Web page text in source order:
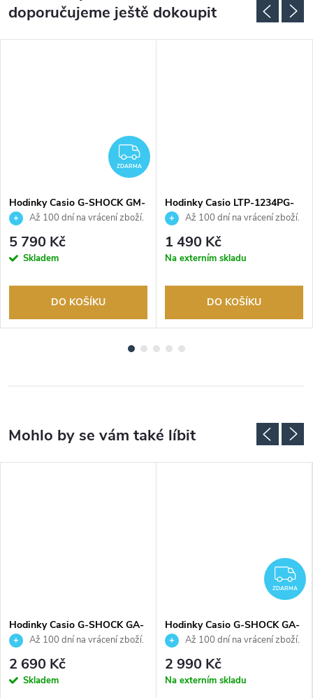
doporučujeme ještě dokoupit
ZDARMA
ZDARMA
Hodinky Casio G-SHOCK GM-
S2100BC-1AER
Až 100 dní na vrácení zboží.
Autorizovaný prodejce.
5 790 Kč
Skladem
DO KOŠÍKU
Hodinky Casio LTP-1234PG-
7AEGAž 100 dní na vrácení zboží.
Autorizovaný prodejce.
1 490 Kč
Na externím skladu
DO KOŠÍKU
Hodinky Casio G-SHOCK GA-
2100SKE-7AER
Až 100 dní na vrácení zboží.
Autorizovaný prodejce.
2 690 Kč
Skladem
ZDARMA
Hodinky Casio G-SHOCK GA-
2100BCE-1AER
Až 100 dní na vrácení zboží.
Autorizovaný prodejce.
2 990 Kč
Na externím skladu